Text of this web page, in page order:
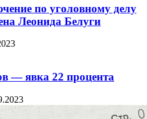
по уголовному делу
Леонида Белуги
— явка 22 процента